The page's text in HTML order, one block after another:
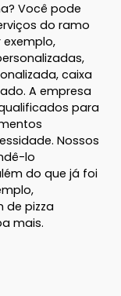
Você pode
do ramo
caixa
A empresa
para
Nossos
lo
do que já foi
de pizza
mais.